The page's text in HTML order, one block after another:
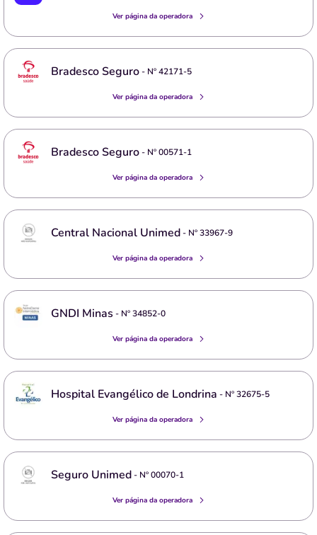
Ver página da operadora
Bradesco Seguro- Nº42171-5
Ver página da operadora
Bradesco Seguro- Nº00571-1
Ver página da operadora
Central Nacional Unimed- Nº33967-9
Ver página da operadora
GNDI Minas - Nº34852-0
Ver página da operadora
Hospital Evangélico de Londrina - Nº32675-5
Ver página da operadora
Seguro Unimed- Nº00070-1
Ver página da operadora